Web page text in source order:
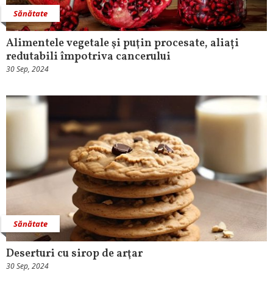
Sănătate
Alimentele vegetale şi puţin procesate, aliați
redutabili împotriva cancerului
30 Sep, 2024
Sănătate
Deserturi cu sirop de arţar
30 Sep, 2024